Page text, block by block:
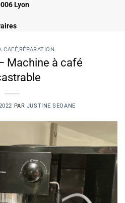
Lyon
CAFÉ, RÉPARATION
Machine à café
PAR JUSTINE SEOANE